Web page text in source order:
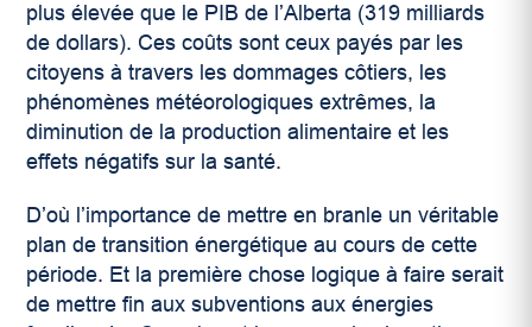
plus élevée que le PIB de l’Alberta (319 milliards
de dollars). Ces coûts sont ceux payés par les
citoyens à travers les dommages côtiers, les
phénomènes météorologiques extrêmes, la
diminution de la production alimentaire et les
effets négatifs sur la santé.
D’où l’importance de mettre en branle un véritable
plan de transition énergétique au cours de cette
période. Et la première chose logique à faire serait
de mettre fin aux subventions aux énergies